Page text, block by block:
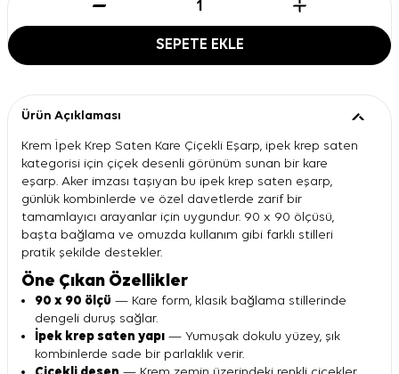
SEPETE EKLE
Ürün Açıklaması
Krem İpek Krep Saten Kare Çiçekli Eşarp, ipek krep saten
kategorisi için çiçek desenli görünüm sunan bir kare
eşarp. Aker imzası taşıyan bu ipek krep saten eşarp,
günlük kombinlerde ve özel davetlerde zarif bir
tamamlayıcı arayanlar için uygundur. 90 x 90 ölçüsü,
başta bağlama ve omuzda kullanım gibi farklı stilleri
pratik şekilde destekler.
Öne Çıkan Özellikler
90 x 90 ölçü — Kare form, klasik bağlama stillerinde
dengeli duruş sağlar.
İpek krep saten yapı — Yumuşak dokulu yüzey, şık
kombinlerde sade bir parlaklık verir.